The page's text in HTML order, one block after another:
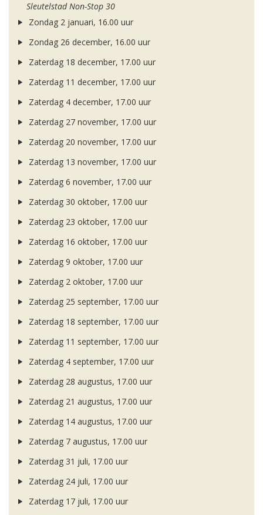
Sleutelstad Non-Stop 30
Zondag 2 januari, 16.00 uur
Zondag 26 december, 16.00 uur
Zaterdag 18 december, 17.00 uur
Zaterdag 11 december, 17.00 uur
Zaterdag 4 december, 17.00 uur
Zaterdag 27 november, 17.00 uur
Zaterdag 20 november, 17.00 uur
Zaterdag 13 november, 17.00 uur
Zaterdag 6 november, 17.00 uur
Zaterdag 30 oktober, 17.00 uur
Zaterdag 23 oktober, 17.00 uur
Zaterdag 16 oktober, 17.00 uur
Zaterdag 9 oktober, 17.00 uur
Zaterdag 2 oktober, 17.00 uur
Zaterdag 25 september, 17.00 uur
Zaterdag 18 september, 17.00 uur
Zaterdag 11 september, 17.00 uur
Zaterdag 4 september, 17.00 uur
Zaterdag 28 augustus, 17.00 uur
Zaterdag 21 augustus, 17.00 uur
Zaterdag 14 augustus, 17.00 uur
Zaterdag 7 augustus, 17.00 uur
Zaterdag 31 juli, 17.00 uur
Zaterdag 24 juli, 17.00 uur
Zaterdag 17 juli, 17.00 uur